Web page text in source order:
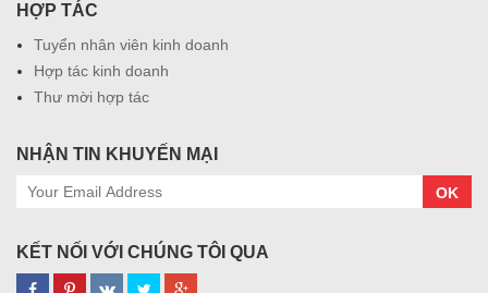
HỢP TÁC
Tuyển nhân viên kinh doanh
Hợp tác kinh doanh
Thư mời hợp tác
NHẬN TIN KHUYẾN MẠI
OK
KẾT NỐI VỚI CHÚNG TÔI QUA